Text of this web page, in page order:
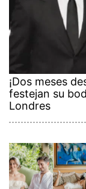
¡Dos meses
festejan su
Londres